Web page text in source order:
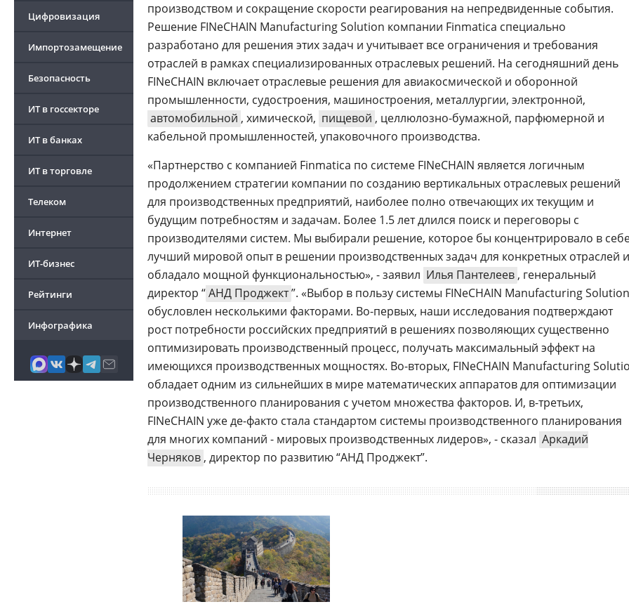
Цифровизация
Импортозамещение
Безопасность
ИТ в госсекторе
ИТ в банках
ИТ в торговле
Телеком
Интернет
ИТ-бизнес
Рейтинги
Инфографика
производством и сокращение скорости реагирования на непредвиденные события.
Решение FINeCHAIN Manufacturing Solution компании Finmatica специально
разработано для решения этих задач и учитывает все ограничения и требования
отраслей в рамках специализированных отраслевых решений. На сегодняшний день
FINeCHAIN включает отраслевые решения для авиакосмической и оборонной
промышленности, судостроения, машиностроения, металлургии, электронной,
автомобильной , химической, пищевой , целлюлозно-бумажной, парфюмерной и
кабельной промышленностей, упаковочного производства.
«Партнерство с компанией Finmatica по системе FINeCHAIN является логичным
продолжением стратегии компании по созданию вертикальных отраслевых решений
для производственных предприятий, наиболее полно отвечающих их текущим и
будущим потребностям и задачам. Более 1.5 лет длился поиск и переговоры с
производителями систем. Мы выбирали решение, которое бы концентрировало в
лучший мировой опыт в решении производственных задач для конкретных отраслей и
обладало мощной функциональностью», - заявил Илья Пантелеев , генеральный
директор “АНД Проджект”. «Выбор в пользу системы FINeCHAIN Manufacturing Solution
обусловлен несколькими факторами. Во-первых, наши исследования подтверждают
рост потребности российских предприятий в решениях позволяющих существенно
оптимизировать производственный процесс, получать максимальный эффект на
имеющихся производственных мощностях. Во-вторых, FINeCHAIN Manufacturing
обладает одним из сильнейших в мире математических аппаратов для оптимизации
производственного планирования с учетом множества факторов. И, в-третьих,
FINeCHAIN уже де-факто стала стандартом системы производственного планирования
для многих компаний - мировых производственных лидеров», - сказал Аркадий
Черняков , директор по развитию “АНД Проджект”.